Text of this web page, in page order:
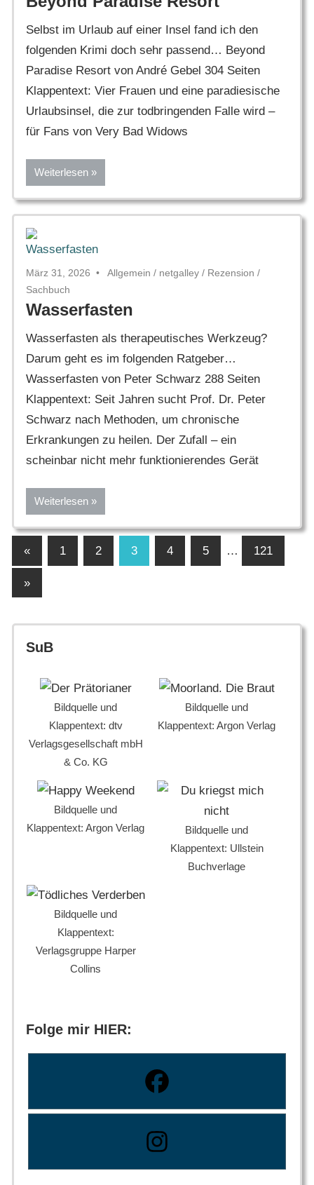
Selbst im Urlaub auf einer Insel fand ich den
folgenden Krimi doch sehr passend… Beyond
Paradise Resort von André Gebel 304 Seiten
Klappentext: Vier Frauen und eine paradiesische
Urlaubsinsel, die zur todbringenden Falle wird –
für Fans von Very Bad Widows
Weiterlesen
März 31, 2026 Allgemein / netgalley / Rezension /
Sachbuch
Wasserfasten
Wasserfasten als therapeutisches Werkzeug?
Darum geht es im folgenden Ratgeber…
Wasserfasten von Peter Schwarz 288 Seiten
Klappentext: Seit Jahren sucht Prof. Dr. Peter
Schwarz nach Methoden, um chronische
Erkrankungen zu heilen. Der Zufall – ein
scheinbar nicht mehr funktionierendes Gerät
Weiterlesen
Seitennummerierung
der
Beiträge
«Vorherige
Beiträge
1 2 3 4 5 … 121
Nächste
»
SuB
Bildquelle und
Klappentext: dtv
Verlagsgesellschaft mbH
& Co. KG
Bildquelle und
Klappentext: Argon Verlag
Bildquelle und
Klappentext: Argon Verlag
Bildquelle und
Klappentext: Ullstein
Buchverlage
Bildquelle und
Klappentext:
Verlagsgruppe Harper
Collins
Folge mir HIER: